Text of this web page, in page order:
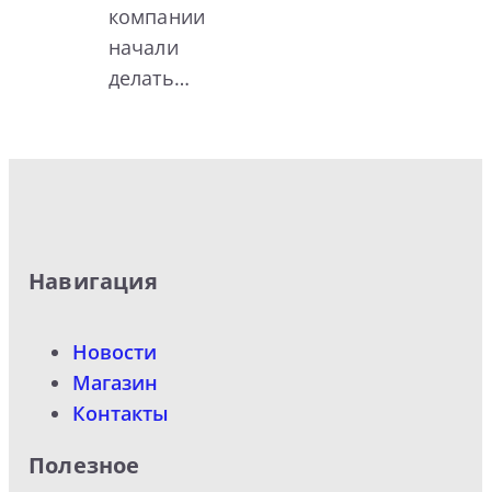
компании
начали
делать…
Навигация
Новости
Магазин
Контакты
Полезное